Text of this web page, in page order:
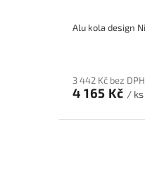
3 442 Kč bez DPH
4 165 Kč / ks